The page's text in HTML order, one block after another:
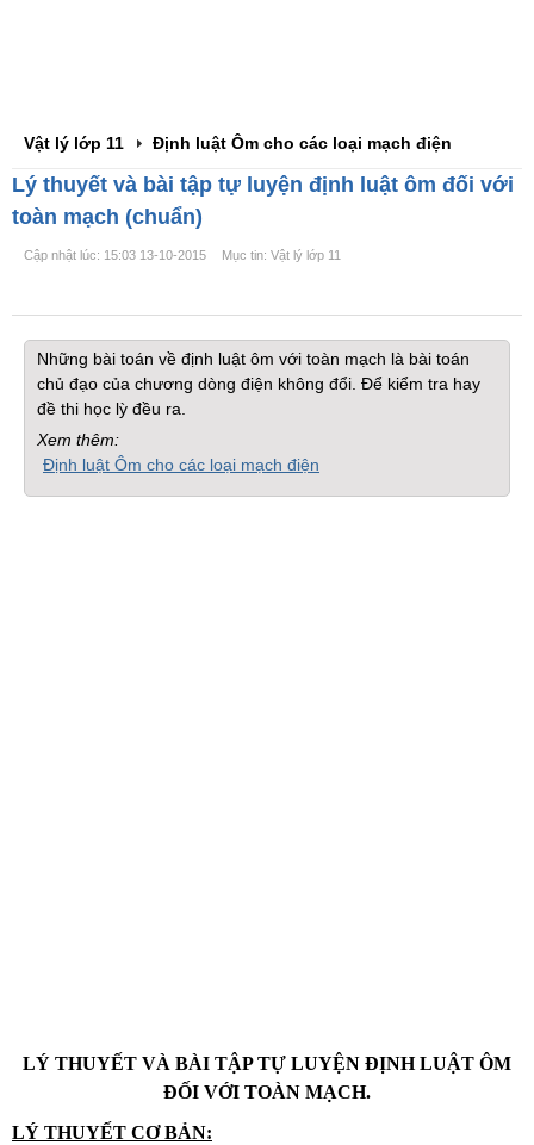
Vật lý lớp 11 Định luật Ôm cho các loại mạch điện
Lý thuyết và bài tập tự luyện định luật ôm đối với
toàn mạch (chuẩn)
Cập nhật lúc: 15:03 13-10-2015 Mục tin: Vật lý lớp 11
Những bài toán về định luật ôm với toàn mạch là bài toán
chủ đạo của chương dòng điện không đổi. Để kiểm tra hay
đề thi học lỳ đều ra.
Xem thêm:
Định luật Ôm cho các loại mạch điện
LÝ THUYẾT VÀ BÀI TẬP TỰ LUYỆN ĐỊNH LUẬT ÔM
ĐỐI VỚI TOÀN MẠCH.
LÝ THUYẾT CƠ BẢN: